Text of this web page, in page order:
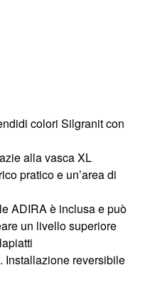
colori Silgranit con
alla vasca XL
pratico e un’area di
ADIRA è inclusa e può
un livello superiore
Installazione reversibile